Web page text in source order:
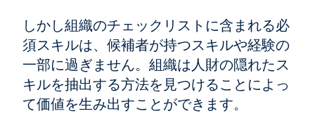
しかし組織のチェックリストに含まれる必
須スキルは、候補者が持つスキルや経験の
一部に過ぎません。組織は人財の隠れたス
キルを抽出する方法を見つけることによっ
て価値を生み出すことができます。